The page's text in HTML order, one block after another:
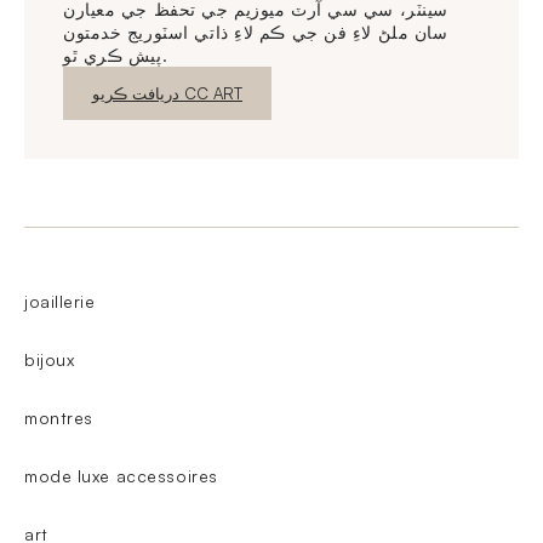
سينٽر، سي سي آرٽ ميوزيم جي تحفظ جي معيارن
سان ملڻ لاءِ فن جي ڪم لاءِ ذاتي اسٽوريج خدمتون
پيش ڪري ٿو.
نئين ونڊو دريافت ڪريو CC ART
joaillerie
bijoux
montres
mode luxe accessoires
art